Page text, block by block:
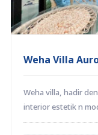
Weha Villa
Weha villa, hadir
interior estetik n